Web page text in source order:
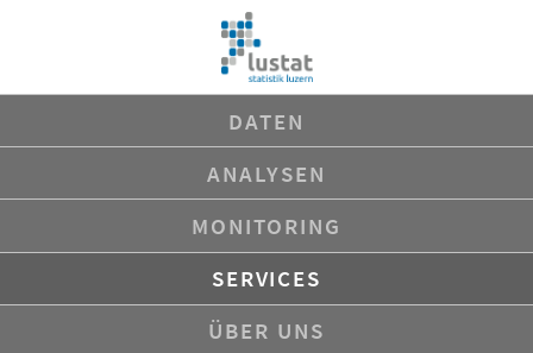
DATEN
ANALYSEN
MONITORING
SERVICES
ÜBER UNS